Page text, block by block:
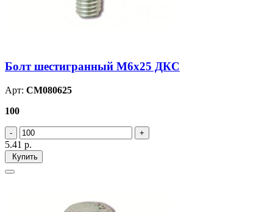
Болт шестигранный М6х25 ДКС
Арт: CM080625
100
5.41 р.
Купить